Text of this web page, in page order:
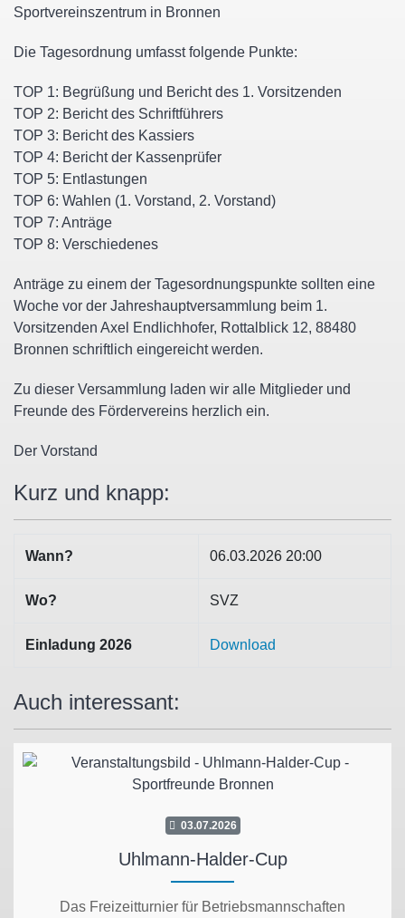
Sportvereinszentrum in Bronnen
Die Tagesordnung umfasst folgende Punkte:
TOP 1: Begrüßung und Bericht des 1. Vorsitzenden
TOP 2: Bericht des Schriftführers
TOP 3: Bericht des Kassiers
TOP 4: Bericht der Kassenprüfer
TOP 5: Entlastungen
TOP 6: Wahlen (1. Vorstand, 2. Vorstand)
TOP 7: Anträge
TOP 8: Verschiedenes
Anträge zu einem der Tagesordnungspunkte sollten eine
Woche vor der Jahreshauptversammlung beim 1.
Vorsitzenden Axel Endlichhofer, Rottalblick 12, 88480
Bronnen schriftlich eingereicht werden.
Zu dieser Versammlung laden wir alle Mitglieder und
Freunde des Fördervereins herzlich ein.
Der Vorstand
Kurz und knapp:
Wann? 06.03.2026 20:00
Wo? SVZ
Einladung 2026 Download
Auch interessant:
03.07.2026
Uhlmann-Halder-Cup
Das Freizeitturnier für Betriebsmannschaften